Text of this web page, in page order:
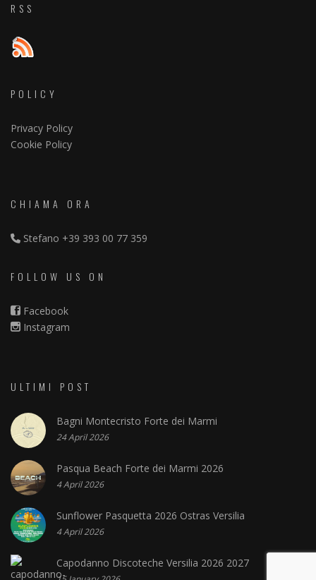
RSS
POLICY
Privacy Policy
Cookie Policy
CHIAMA ORA
Stefano +39 393 00 77 359
FOLLOW US ON
Facebook
Instagram
ULTIMI POST
Bagni Montecristo Forte dei Marmi
24 April 2026
Pasqua Beach Forte dei Marmi 2026
4 April 2026
Sunflower Pasquetta 2026 Ostras Versilia
4 April 2026
Capodanno Discoteche Versilia 2026 2027